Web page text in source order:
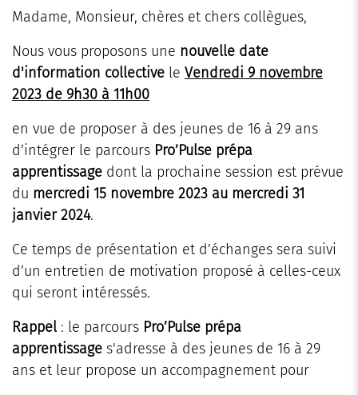
Madame, Monsieur, chères et chers collègues,
Nous vous proposons une nouvelle date
d'information collective le Vendredi 9 novembre
2023 de 9h30 à 11h00
en vue de proposer à des jeunes de 16 à 29 ans
d’intégrer le parcours Pro’Pulse prépa
apprentissage dont la prochaine session est prévue
du mercredi 15 novembre 2023 au mercredi 31
janvier 2024.
Ce temps de présentation et d’échanges sera suivi
d’un entretien de motivation proposé à celles-ceux
qui seront intéressés.
Rappel: le parcours Pro’Pulse prépa
apprentissage s'adresse à des jeunes de 16 à 29
ans et leur propose un accompagnement pour